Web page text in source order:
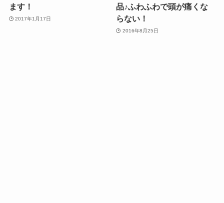
ます！
2017年1月17日
品♪ふわふわで頭が痛くな
らない！
2016年8月25日